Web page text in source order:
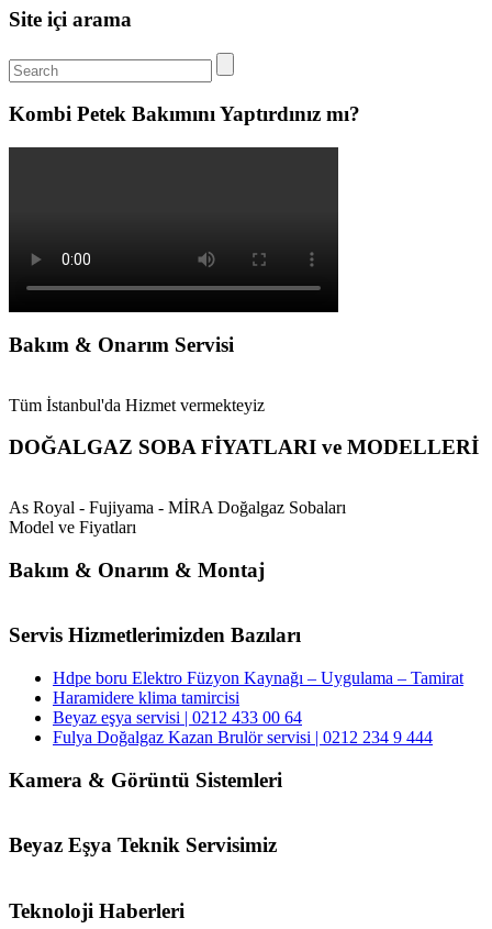
Site içi arama
Kombi Petek Bakımını Yaptırdınız mı?
Bakım & Onarım Servisi
Tüm İstanbul'da Hizmet vermekteyiz
DOĞALGAZ SOBA FİYATLARI ve MODELLERİ
As Royal - Fujiyama - MİRA Doğalgaz Sobaları
Model ve Fiyatları
Bakım & Onarım & Montaj
Servis Hizmetlerimizden Bazıları
Hdpe boru Elektro Füzyon Kaynağı – Uygulama – Tamirat
Haramidere klima tamircisi
Beyaz eşya servisi | 0212 433 00 64
Fulya Doğalgaz Kazan Brulör servisi | 0212 234 9 444
Kamera & Görüntü Sistemleri
Beyaz Eşya Teknik Servisimiz
Teknoloji Haberleri